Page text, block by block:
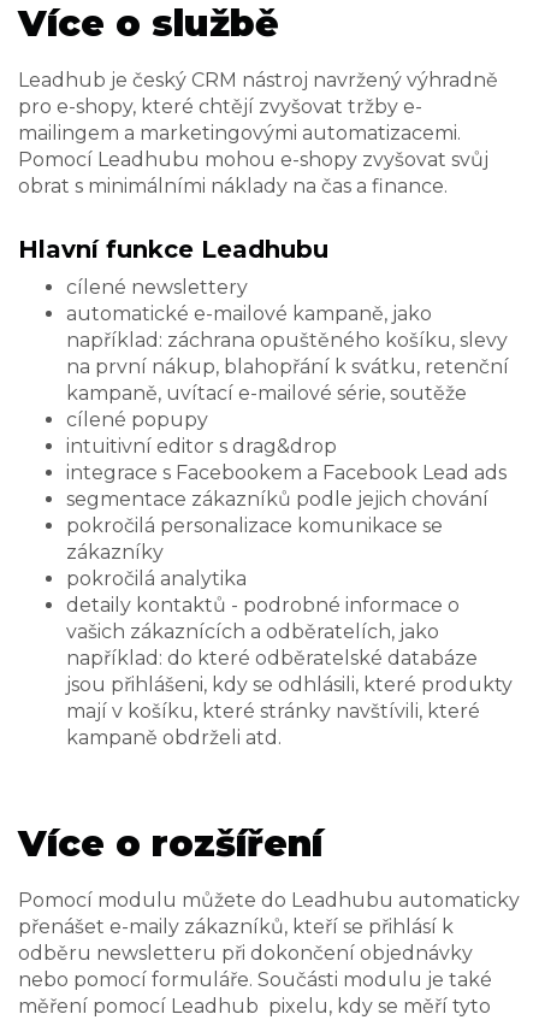
Více o službě
Leadhub je český CRM nástroj navržený výhradně
pro e-shopy, které chtějí zvyšovat tržby e-
mailingem a marketingovými automatizacemi.
Pomocí Leadhubu mohou e-shopy zvyšovat svůj
obrat s minimálními náklady na čas a finance.
Hlavní funkce Leadhubu
cílené newslettery
automatické e-mailové kampaně, jako
například: záchrana opuštěného košíku, slevy
na první nákup, blahopřání k svátku, retenční
kampaně, uvítací e-mailové série, soutěže
cílené popupy
intuitivní editor s drag&drop
integrace s Facebookem a Facebook Lead ads
segmentace zákazníků podle jejich chování
pokročilá personalizace komunikace se
zákazníky
pokročilá analytika
detaily kontaktů - podrobné informace o
vašich zákaznících a odběratelích, jako
například: do které odběratelské databáze
jsou přihlášeni, kdy se odhlásili, které produkty
mají v košíku, které stránky navštívili, které
kampaně obdrželi atd.
Více o rozšíření
Pomocí modulu můžete do Leadhubu automaticky
přenášet e-maily zákazníků, kteří se přihlásí k
odběru newsletteru při dokončení objednávky
nebo pomocí formuláře. Součásti modulu je také
měření pomocí Leadhub pixelu, kdy se měří tyto